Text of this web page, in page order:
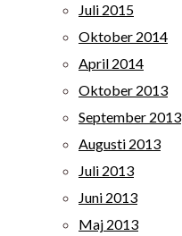
Juli 2015
Oktober 2014
April 2014
Oktober 2013
September 2013
Augusti 2013
Juli 2013
Juni 2013
Maj 2013